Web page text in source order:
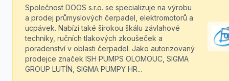
Společnost DOOS s.r.o. se specializuje na výrobu
a prodej průmyslových čerpadel, elektromotorů a
ucpávek. Nabízí také širokou škálu závlahové
techniky, ručních tlakových zkoušeček a
poradenství v oblasti čerpadel. Jako autorizovaný
prodejce značek ISH PUMPS OLOMOUC, SIGMA
GROUP LUTÍN, SIGMA PUMPY HR...